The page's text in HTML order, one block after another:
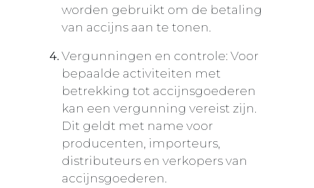
worden gebruikt om de betaling
van accijns aan te tonen.
Vergunningen en controle: Voor
bepaalde activiteiten met
betrekking tot accijnsgoederen
kan een vergunning vereist zijn.
Dit geldt met name voor
producenten, importeurs,
distributeurs en verkopers van
accijnsgoederen.